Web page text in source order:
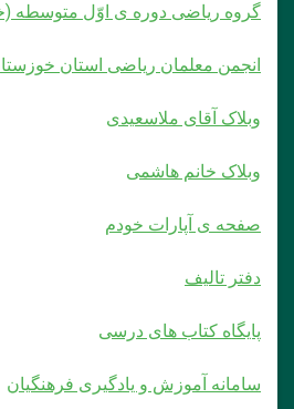
گروه ریاضی دوره ی اوّل متوسطه
انجمن معلمان ریاضی استان
وبلاک آقای ملاسعیدی
وبلاک خانم هاشمی
صفحه ی آپارات خودم
دفتر تالیف
پایگاه کتاب های درسی
سامانه آموزش و یادگیری فرهنگیان